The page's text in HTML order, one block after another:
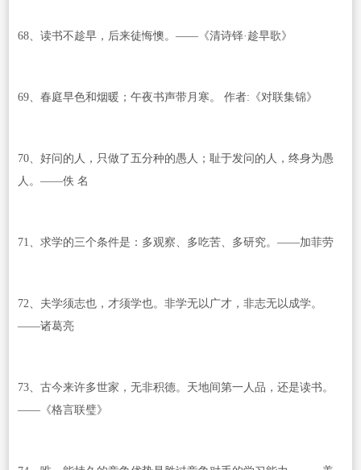
68、读书不趁早，后来徒悔懊。——《清诗铎·趁早歌》
69、春庭早色和烟暖；午夜书声带月寒。 作者:《对联集锦》
70、好问的人，只做了五分种的愚人；耻于发问的人，终身为愚
人。——佚 名
71、求学的三个条件是：多观察、多吃苦、多研究。——加菲劳
72、夫学须志也，才须学也。非学无以广才，非志无以成学。
——诸葛亮
73、古今来许多世家，无非积德。天地间第一人品，还是读书。
——《格言联璧》